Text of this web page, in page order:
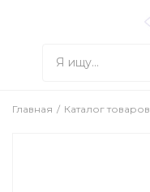
Главная Каталог товаров